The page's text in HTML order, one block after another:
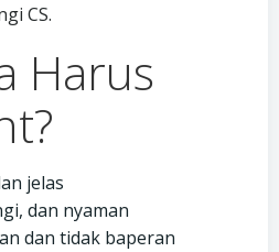
CS.
Harus
jelas
dan nyaman
dan tidak baperan